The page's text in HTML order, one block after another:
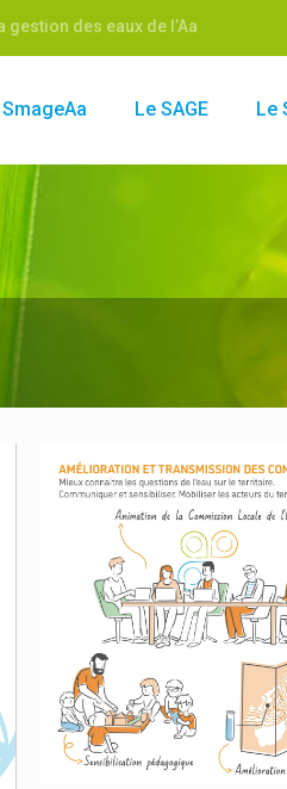
des eaux de l’Aa
Le SAGE Le